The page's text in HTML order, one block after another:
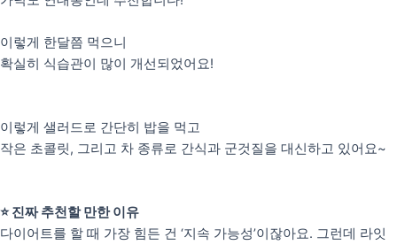
이렇게 한달쯤 먹으니
확실히 식습관이 많이 개선되었어요!
이렇게 샐러드로 간단히 밥을 먹고
작은 초콜릿, 그리고 차 종류로 간식과 군것질을 대신하고 있어요~
⭐️ 진짜 추천할 만한 이유
다이어트를 할 때 가장 힘든 건 ‘지속 가능성’이잖아요. 그런데 라잇